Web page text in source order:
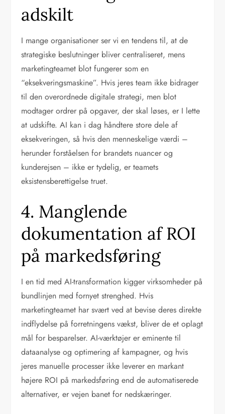
adskilt
I mange organisationer ser vi en tendens til, at de
strategiske beslutninger bliver centraliseret, mens
marketingteamet blot fungerer som en
“eksekveringsmaskine”. Hvis jeres team ikke bidrager
til den overordnede digitale strategi, men blot
modtager ordrer på opgaver, der skal løses, er I lette
at udskifte. AI kan i dag håndtere store dele af
eksekveringen, så hvis den menneskelige værdi –
herunder forståelsen for brandets nuancer og
kunderejsen – ikke er tydelig, er teamets
eksistensberettigelse truet.
4. Manglende
dokumentation af ROI
på markedsføring
I en tid med AI-transformation kigger virksomheder på
bundlinjen med fornyet strenghed. Hvis
marketingteamet har svært ved at bevise deres direkte
indflydelse på forretningens vækst, bliver de et oplagt
mål for besparelser. AI-værktøjer er eminente til
dataanalyse og optimering af kampagner, og hvis
jeres manuelle processer ikke leverer en markant
højere ROI på markedsføring end de automatiserede
alternativer, er vejen banet for nedskæringer.